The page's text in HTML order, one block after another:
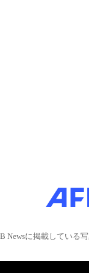
Newsに掲載している